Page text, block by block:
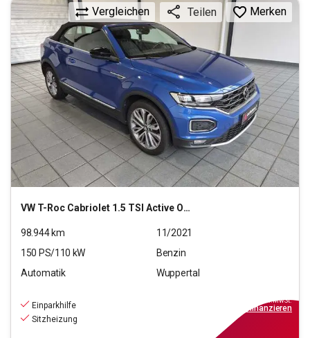
VW T-Roc Cabriolet 1.5 TSI Active OPF (EURO 6d)
Vergleichen Teilen Merken
98.944km
11/2021
150 PS/110 kW
Benzin
Automatik
Wuppertal
Einparkhilfe
Sitzheizung
inkl.MwSt.
finanzieren